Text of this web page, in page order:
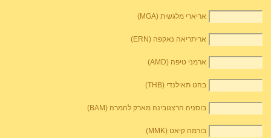
אריארי מלגשית (MGA)
אריתריאה נאקפה (ERN)
ארמני טיפה (AMD)
בהט תאילנדי (THB)
בוסניה הרצגובינה מארק להמרה (BAM)
בורמה קיאט (MMK)